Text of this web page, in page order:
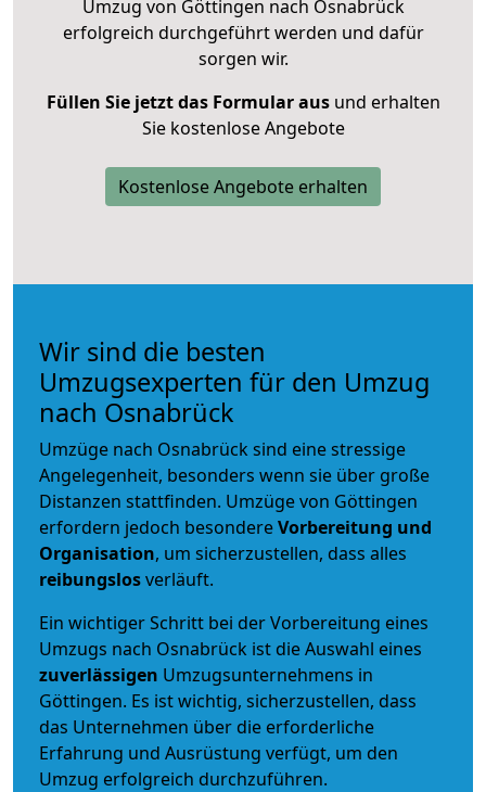
Umzug von Göttingen nach Osnabrück
erfolgreich durchgeführt werden und dafür
sorgen wir.
Füllen Sie jetzt das Formular ausund erhalten
Sie kostenlose Angebote
Kostenlose Angebote erhalten
Wir sind die besten
Umzugsexperten für den Umzug
nach Osnabrück
Umzüge nach Osnabrück sind eine stressige
Angelegenheit, besonders wenn sie über große
Distanzen stattfinden. Umzüge von Göttingen
erfordern jedoch besondereVorbereitung und
Organisation, um sicherzustellen, dass alles
reibungslosverläuft.
Ein wichtiger Schritt bei der Vorbereitung eines
Umzugs nach Osnabrück ist die Auswahl eines
zuverlässigen Umzugsunternehmens in
Göttingen. Es ist wichtig, sicherzustellen, dass
das Unternehmen über die erforderliche
Erfahrung und Ausrüstung verfügt, um den
Umzug erfolgreich durchzuführen.